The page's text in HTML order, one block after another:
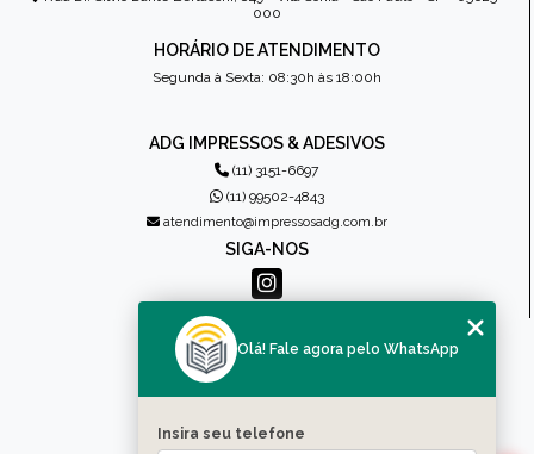
000
HORÁRIO DE ATENDIMENTO
Segunda à Sexta: 08:30h às 18:00h
ADG IMPRESSOS & ADESIVOS
(11) 3151-6697
(11) 99502-4843
atendimento@impressosadg.com.br
SIGA-NOS
MENU
QUEM SOMOS
PRODUTOS
CONTATO
Olá! Fale agora pelo WhatsApp
Insira seu telefone